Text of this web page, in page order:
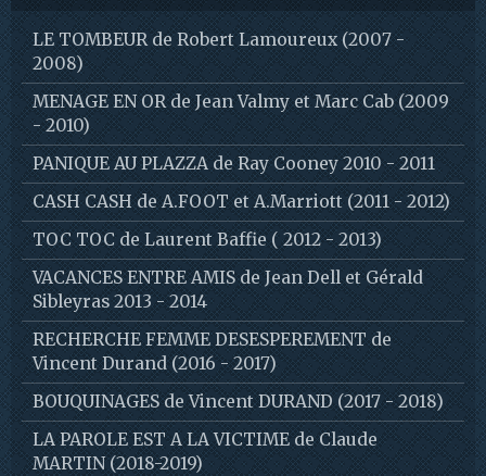
LE TOMBEUR de Robert Lamoureux (2007 -
2008)
MENAGE EN OR de Jean Valmy et Marc Cab (2009
- 2010)
PANIQUE AU PLAZZA de Ray Cooney 2010 - 2011
CASH CASH de A.FOOT et A.Marriott (2011 - 2012)
TOC TOC de Laurent Baffie ( 2012 - 2013)
VACANCES ENTRE AMIS de Jean Dell et Gérald
Sibleyras 2013 - 2014
RECHERCHE FEMME DESESPEREMENT de
Vincent Durand (2016 - 2017)
BOUQUINAGES de Vincent DURAND (2017 - 2018)
LA PAROLE EST A LA VICTIME de Claude
MARTIN (2018-2019)